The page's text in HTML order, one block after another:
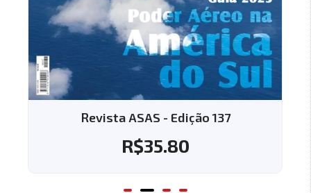
Revista ASAS - Edição 137
R$35.80